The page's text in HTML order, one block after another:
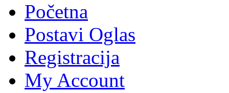
Početna
Postavi Oglas
Registracija
My Account